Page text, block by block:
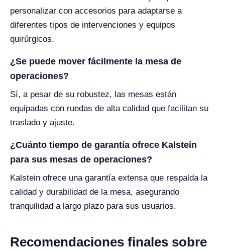
personalizar con accesorios para adaptarse a
diferentes tipos de intervenciones y equipos
quirúrgicos.
¿Se puede mover fácilmente la mesa de
operaciones?
Sí, a pesar de su robustez, las mesas están
equipadas con ruedas de alta calidad que facilitan su
traslado y ajuste.
¿Cuánto tiempo de garantía ofrece Kalstein
para sus mesas de operaciones?
Kalstein ofrece una garantía extensa que respalda la
calidad y durabilidad de la mesa, asegurando
tranquilidad a largo plazo para sus usuarios.
Recomendaciones finales sobre